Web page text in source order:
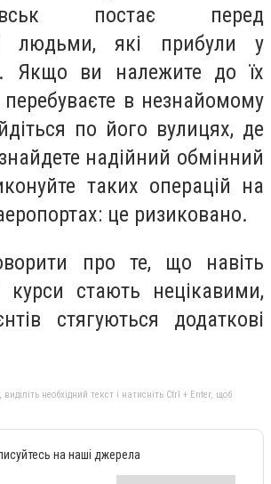
постає перед
людьми, які прибули у
Якщо ви належите до їх
перебуваєте в незнайомому
по його вулицях, де
надійний обмінний
таких операцій на
це ризиковано.
про те, що навіть
курси стають нецікавими,
стягуються додаткові
необхідний текст і натисніть Ctrl + Enter, щоб
на наші джерела